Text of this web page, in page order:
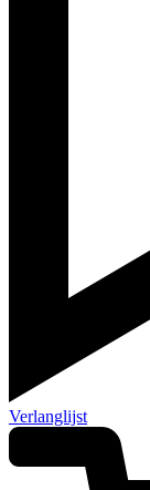
Verlanglijst